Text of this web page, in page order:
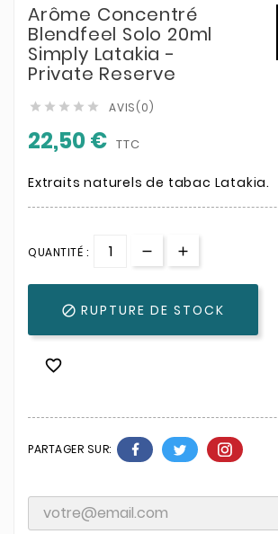
Arôme Concentré
Blendfeel Solo 20ml
Simply Latakia -
Private Reserve
     AVIS(0)
22,50 € TTC
Extraits naturels de tabac Latakia.
QUANTITÉ :
 RUPTURE DE STOCK

PARTAGER SUR: